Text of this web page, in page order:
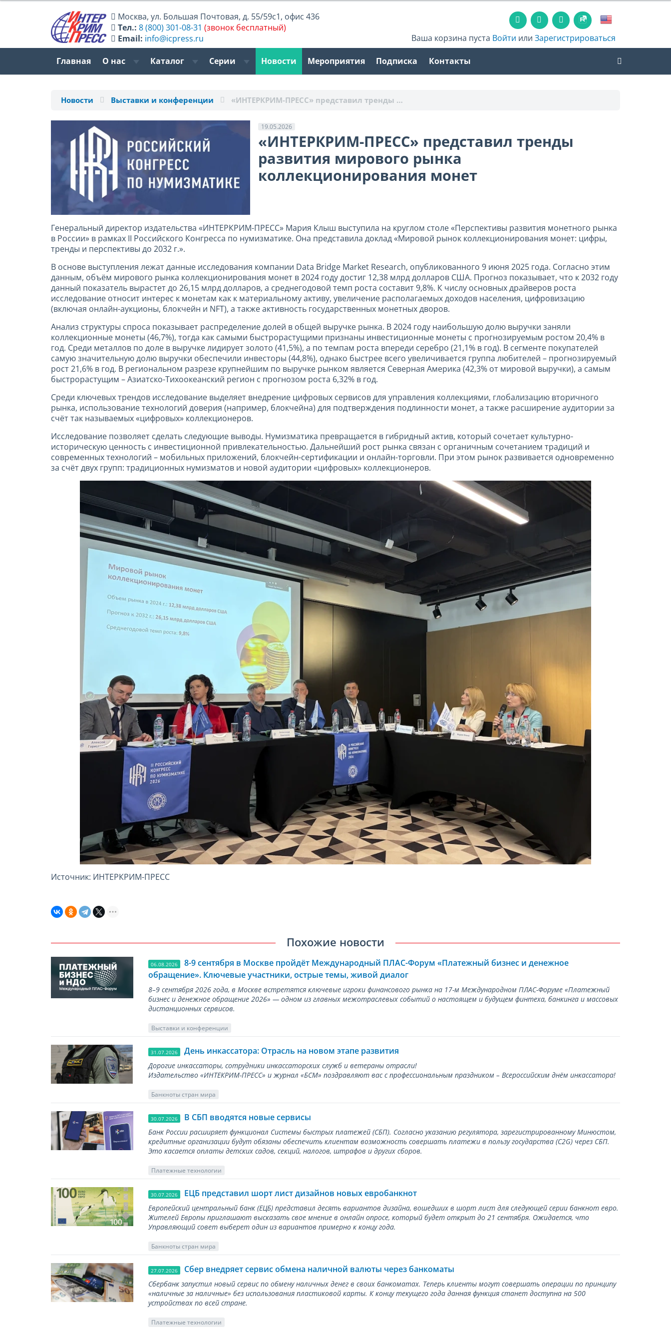
Москва,ул. Большая Почтовая, д. 55/59с1, офис 436
Тел.: 8 (800) 301-08-31 (звонок бесплатный)
Email: info@icpress.ru Ваша корзина пуста Войти илиЗарегистрироваться
Главная О нас Каталог Серии Новости Мероприятия Подписка Контакты
Новости Выставки и конференции «ИНТЕРКРИМ-ПРЕСС» представил тренды …
19.05.2026
«ИНТЕРКРИМ-ПРЕСС» представил тренды
развития мирового рынка
коллекционирования монет
Генеральный директор издательства «ИНТЕРКРИМ-ПРЕСС» Мария Клыш выступила на круглом столе «Перспективы развития монетного рынка
в России» в рамках II Российского Конгресса по нумизматике. Она представила доклад «Мировой рынок коллекционирования монет: цифры,
тренды и перспективы до 2032 г.».
В основе выступления лежат данные исследования компании Data Bridge Market Research, опубликованного 9 июня 2025 года. Согласно этим
данным, объём мирового рынка коллекционирования монет в 2024 году достиг 12,38 млрд долларов США. Прогноз показывает, что к 2032 году
данный показатель вырастет до 26,15 млрд долларов, а среднегодовой темп роста составит 9,8%. К числу основных драйверов роста
исследование относит интерес к монетам как к материальному активу, увеличение располагаемых доходов населения, цифровизацию
(включая онлайн-аукционы, блокчейн и NFT), а также активность государственных монетных дворов.
Анализ структуры спроса показывает распределение долей в общей выручке рынка. В 2024 году наибольшую долю выручки заняли
коллекционные монеты (46,7%), тогда как самыми быстрорастущими признаны инвестиционные монеты с прогнозируемым ростом 20,4% в
год. Среди металлов по доле в выручке лидирует золото (41,5%), а по темпам роста впереди серебро (21,1% в год). В сегменте покупателей
самую значительную долю выручки обеспечили инвесторы (44,8%), однако быстрее всего увеличивается группа любителей – прогнозируемый
рост 21,6% в год. В региональном разрезе крупнейшим по выручке рынком является Северная Америка (42,3% от мировой выручки), а самым
быстрорастущим – Азиатско-Тихоокеанский регион с прогнозом роста 6,32% в год.
Среди ключевых трендов исследование выделяет внедрение цифровых сервисов для управления коллекциями, глобализацию вторичного
рынка, использование технологий доверия (например, блокчейна) для подтверждения подлинности монет, а также расширение аудитории за
счёт так называемых «цифровых» коллекционеров.
Исследование позволяет сделать следующие выводы. Нумизматика превращается в гибридный актив, который сочетает культурно-
историческую ценность с инвестиционной привлекательностью. Дальнейший рост рынка связан с органичным сочетанием традиций и
современных технологий – мобильных приложений, блокчейн-сертификации и онлайн-торговли. При этом рынок развивается одновременно
за счёт двух групп: традиционных нумизматов и новой аудитории «цифровых» коллекционеров.
Источник: ИНТЕРКРИМ-ПРЕСС
Похожие новости
06.08.2026
8-9 сентября в Москве пройдёт Международный ПЛАС-Форум «Платежный бизнес и денежное
обращение». Ключевые участники, острые темы, живой диалог
8–9 сентября 2026 года, в Москве встретятся ключевые игроки финансового рынка на 17-м Международном ПЛАС-Форуме «Платежный
бизнес и денежное обращение 2026» — одном из главных межотраслевых событий о настоящем и будущем финтеха, банкинга и массовых
дистанционных сервисов.
Выставки и конференции
31.07.2026 День инкассатора: Отрасль на новом этапе развития
Дорогие инкассаторы, сотрудники инкассаторских служб и ветераны отрасли!
Издательство «ИНТЕКРИМ-ПРЕСС» и журнал «БСМ» поздравляют вас с профессиональным праздником – Всероссийским днём инкассатора!
Банкноты стран мира
30.07.2026 В СБП вводятся новые сервисы
Банк России расширяет функционал Системы быстрых платежей (СБП). Согласно указанию регулятора, зарегистрированному Минюстом,
кредитные организации будут обязаны обеспечить клиентам возможность совершать платежи в пользу государства (С2G) через СБП.
Это касается оплаты детских садов, секций, налогов, штрафов и других сборов.
Платежные технологии
30.07.2026 ЕЦБ представил шорт лист дизайнов новых евробанкнот
Европейский центральный банк (ЕЦБ) представил десять вариантов дизайна, вошедших в шорт лист для следующей серии банкнот евро.
Жителей Европы приглашают высказать свое мнение в онлайн опросе, который будет открыт до 21 сентября. Ожидается, что
Управляющий совет выберет один из вариантов примерно к концу года.
Банкноты стран мира
27.07.2026 Сбер внедряет сервис обмена наличной валюты через банкоматы
Сбербанк запустил новый сервис по обмену наличных денег в своих банкоматах. Теперь клиенты могут совершать операции по принципу
«наличные за наличные» без использования пластиковой карты. К концу текущего года данная функция станет доступна на 500
устройствах по всей стране.
Платежные технологии